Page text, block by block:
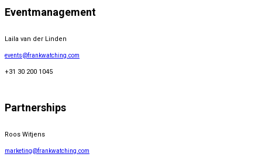
Eventmanagement
Laila van der Linden
events@frankwatching.com
+31 30 200 1045
Partnerships
Roos Witjens
marketing@frankwatching.com